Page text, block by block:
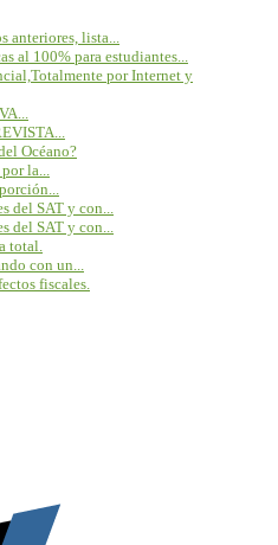
anteriores, lista...
al 100% para estudiantes...
por Internet y
Océano?
la...
del SAT y con...
del SAT y con...
total.
con un...
fiscales.